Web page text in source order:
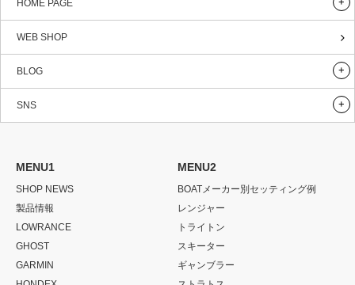
HOME PAGE
WEB SHOP
BLOG
SNS
MENU1
SHOP NEWS
製品情報
LOWRANCE
GHOST
GARMIN
MENU2
BOATメーカー別セッティング例
レンジャー
トライトン
スキーター
ギャンブラー